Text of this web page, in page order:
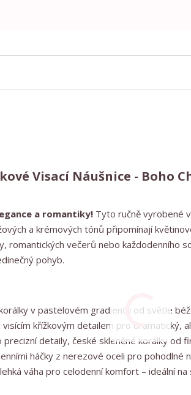
Visací Náušnice - Boho
a romantiky! Tyto ručně vyrobené
a krémových tónů připomínají
romantických večerů nebo každodenního
pohyb.
v pastelovém gradientu od světle
křížkovým detailem pro dramatický,
detaily, české skleněné korálky od
háčky z nerezové oceli pro pohodlné
váha pro celodenní komfort – ideální